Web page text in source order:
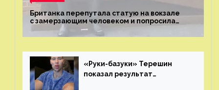
Британка перепутала статую на вокзале
с замерзающим человеком и попросила
о помощи
«Руки-базуки» Терешин
показал результат